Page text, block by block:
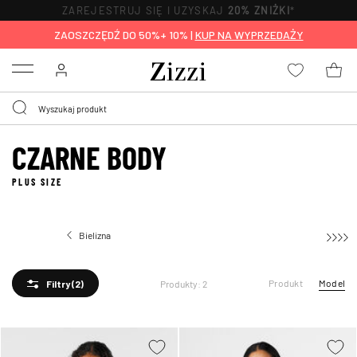
ZAREJESTRUJ SIĘ I UZYSKAJ 20% ZNIŻKI*
ZAOSZCZĘDŹ DO 50%+ 10% | KUP NA WYPRZEDAŻY
Menu
CZARNE BODY
PLUS SIZE
Bielizna
Filtry(2) Produkty: 2 Produkt Model